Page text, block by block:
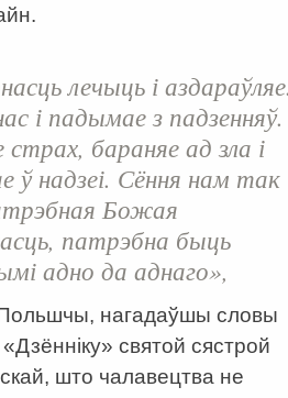
лечыць і
і падымае з падзенняў.
страх, бараняе ад зла і
ў надзеі. Сёння нам так
Божая
патрэбна быць
адно да аднаго»,
нагадаўшы словы
святой сястрой
што чалавецтва не